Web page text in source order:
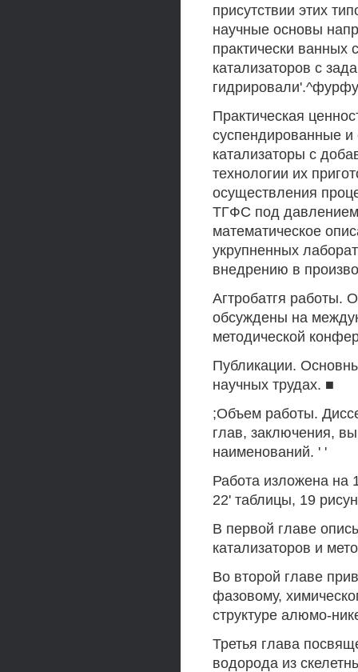
присутствии этих
научные основы
практически ванных
катализаторов с
Практическая
суспендированные
катализаторы с
технологии их
осуществления
ТГФС под давлением
математическое
укрупненных
внедрению в
Агтробатгя работы.
обсуждены на
методической
Публикации.
научных трудах. ■
;Объем работы.
глав, заключения,
наименований. ' '
Работа изложена на
22' таблицы, 19
В первой главе
катализаторов и
Во второй главе
фазовому,
структуре алюмо-
Третья глава
водорода из